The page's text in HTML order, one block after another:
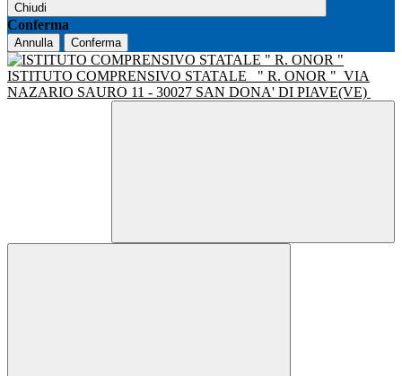
Chiudi
Conferma
Annulla Conferma
ISTITUTO COMPRENSIVO STATALE " R. ONOR " VIA
NAZARIO SAURO 11 - 30027 SAN DONA' DI PIAVE(VE)